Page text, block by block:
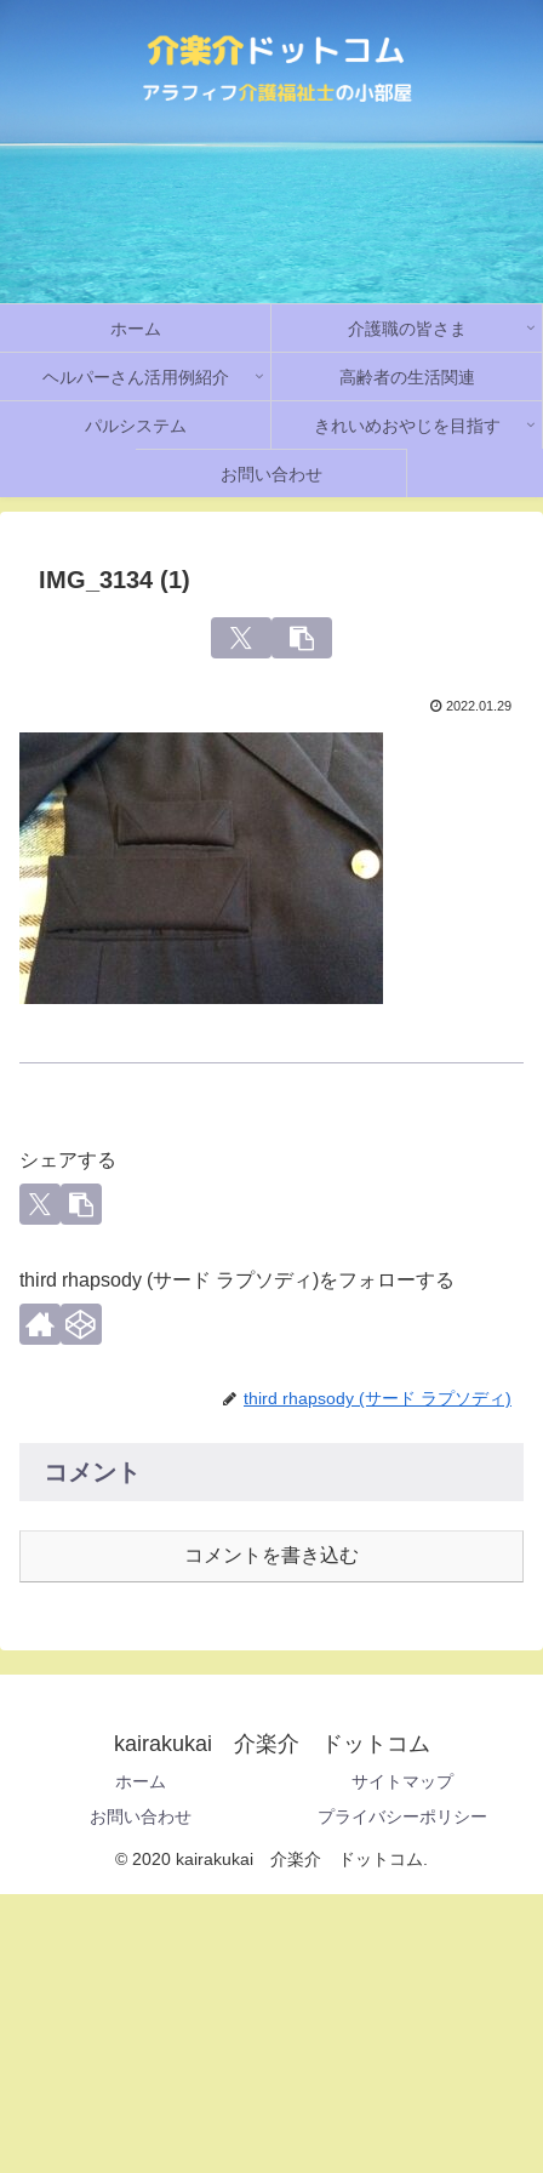
ホーム 介護職の皆さま
ヘルパーさん活用例紹介 高齢者の生活関連
パルシステム きれいめおやじを目指す
お問い合わせ
IMG_3134 (1)
2022.01.29
シェアする
third rhapsody (サード ラプソディ)をフォローする
third rhapsody (サード ラプソディ)
コメント
コメントを書き込む
kairakukai 介楽介 ドットコム
ホーム
サイトマップ
お問い合わせ
プライバシーポリシー
© 2020 kairakukai 介楽介 ドットコム.